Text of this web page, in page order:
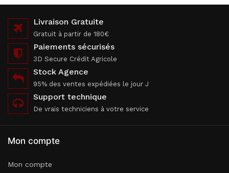
Livraison Gratuite
Gratuit à partir de 180€
Paiements sécurisés
3D Secure Crédit Agricole
Stock Agence
95% des ventes expédiées le jour J
Support technique
De vrais techniciens à votre service
Mon compte
Mon compte